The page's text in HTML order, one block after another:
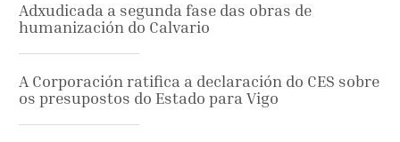
Adxudicada a segunda fase das obras de
humanización do Calvario
A Corporación ratifica a declaración do CES sobre
os presupostos do Estado para Vigo